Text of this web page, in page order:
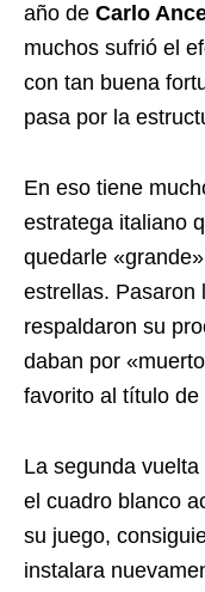
año de Carlo
muchos sufrió el
con tan buena
pasa por la
En eso tiene
estratega italiano
quedarle
estrellas. Pasaron
respaldaron su
daban por
favorito al título
La segunda
el cuadro blanco
su juego,
instalara